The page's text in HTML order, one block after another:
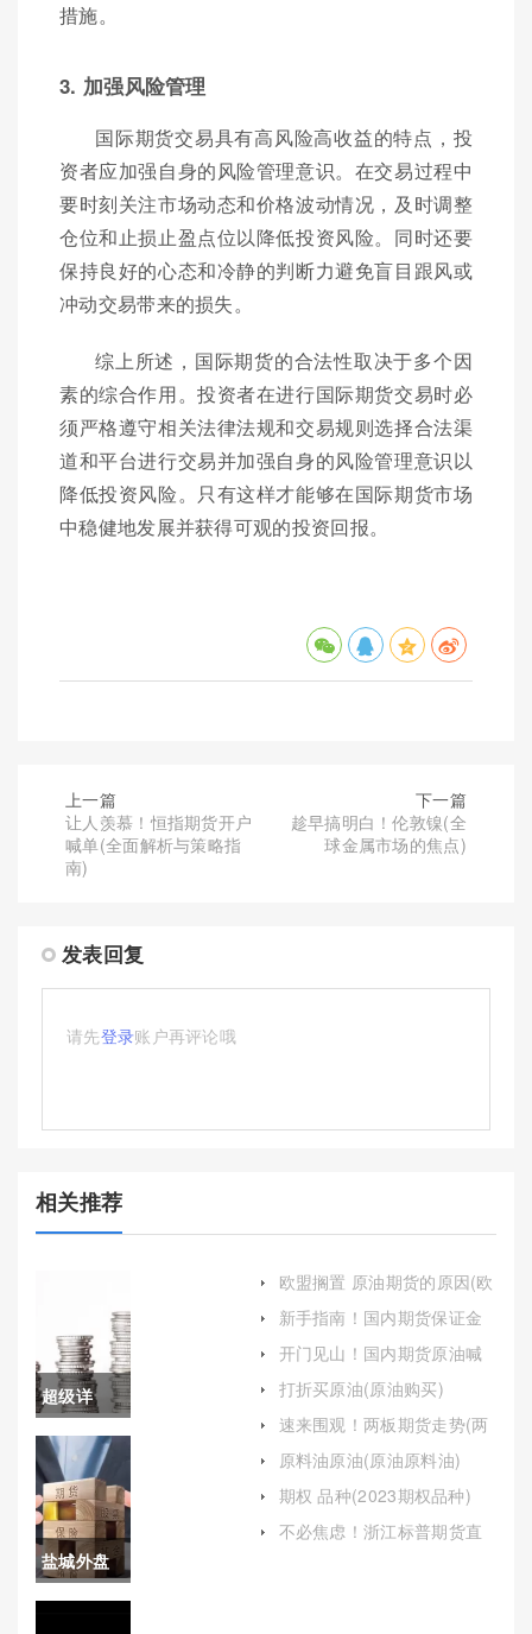
措施。
3. 加强风险管理
国际期货交易具有高风险高收益的特点，投
资者应加强自身的风险管理意识。在交易过程中
要时刻关注市场动态和价格波动情况，及时调整
仓位和止损止盈点位以降低投资风险。同时还要
保持良好的心态和冷静的判断力避免盲目跟风或
冲动交易带来的损失。
综上所述，国际期货的合法性取决于多个因
素的综合作用。投资者在进行国际期货交易时必
须严格遵守相关法律法规和交易规则选择合法渠
道和平台进行交易并加强自身的风险管理意识以
降低投资风险。只有这样才能够在国际期货市场
中稳健地发展并获得可观的投资回报。
上一篇
让人羡慕！恒指期货开户
喊单(全面解析与策略指
南)
下一篇
趁早搞明白！伦敦镍(全
球金属市场的焦点)
发表回复
请先登录账户再评论哦
相关推荐
超级详
细！期货
铁矿石喊
单直播(专
业指导与
盐城外盘
期货开户
欧盟搁置 原油期货的原因(欧
盟搁置原油期货的原因是什
么)
新手指南！国内期货保证金
情况(国内期货保证金一览表)
开门见山！国内期货原油喊
单：精准预测与风险控制
打折买原油(原油购买)
速来围观！两板期货走势(两
板期货走势图)
原料油原油(原油原料油)
期权 品种(2023期权品种)
不必焦虑！浙江标普期货直